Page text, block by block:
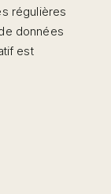
régulières
données
est